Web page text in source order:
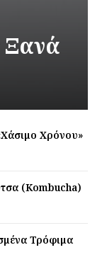
Ξανά
Χρόνου»
(Kombucha)
Τρόφιμα